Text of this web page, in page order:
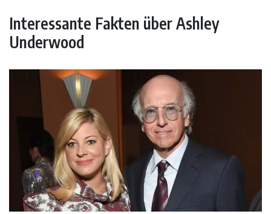
Interessante Fakten über Ashley
Underwood